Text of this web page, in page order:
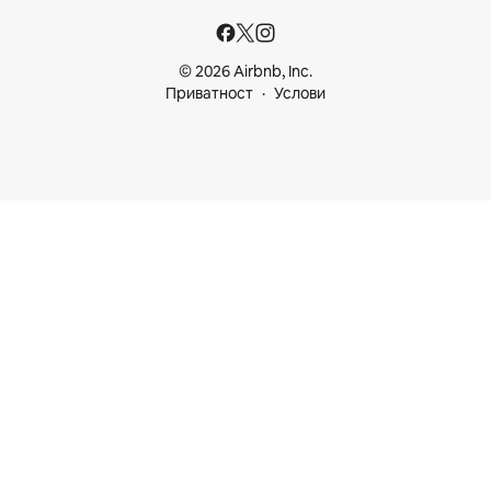
© 2026 Airbnb, Inc.
Приватност
Услови